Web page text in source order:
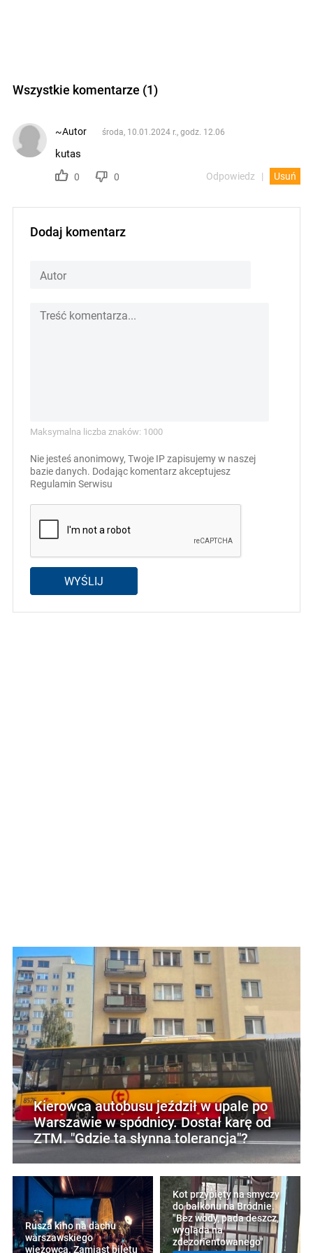
Wszystkie komentarze (1)
~Autor środa, 10.01.2024 r., godz. 12.06
kutas
0 0 Odpowiedz Usuń
Dodaj komentarz
Maksymalna liczba znaków: 1000
Nie jesteś anonimowy, Twoje IP zapisujemy w naszej
bazie danych. Dodając komentarz akceptujesz
Regulamin Serwisu
WYŚLIJ
Kierowca autobusu jeździł w upale po
Warszawie w spódnicy. Dostał karę od
ZTM. "Gdzie ta słynna tolerancja"?
Rusza kino na dachu
warszawskiego
wieżowca. Zamiast biletu
Kot przypięty na smyczy
do balkonu na Bródnie.
"Bez wody, pada deszcz,
wygląda na
zdezorientowanego"